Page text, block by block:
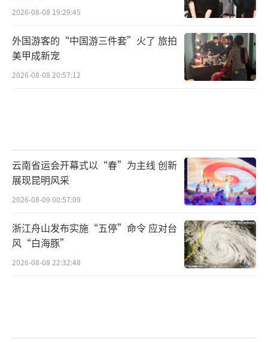
2026-08-08 19:29:45
外国游客的“中国游三件套”火了 旅拍
美甲成新宠
2026-08-08 20:57:12
云南省运会开幕式以“春”为主线 创新
展现昆明风采
2026-08-09 00:57:09
浙江舟山发布实施“五停”命令 应对台
风“白海豚”
2026-08-08 22:32:48